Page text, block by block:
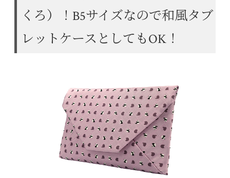
くろ）！B5サイズなので和風タブ
レットケースとしてもOK！